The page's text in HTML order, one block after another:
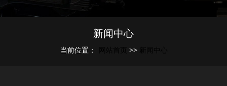
新闻中心
当前位置： >>